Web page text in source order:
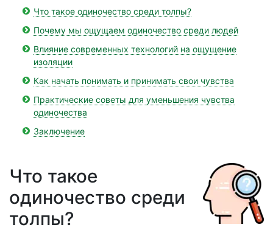
Что такое одиночество среди толпы?
Почему мы ощущаем одиночество среди людей
Влияние современных технологий на ощущение
изоляции
Как начать понимать и принимать свои чувства
Практические советы для уменьшения чувства
одиночества
Заключение
Что такое
одиночество среди
толпы?